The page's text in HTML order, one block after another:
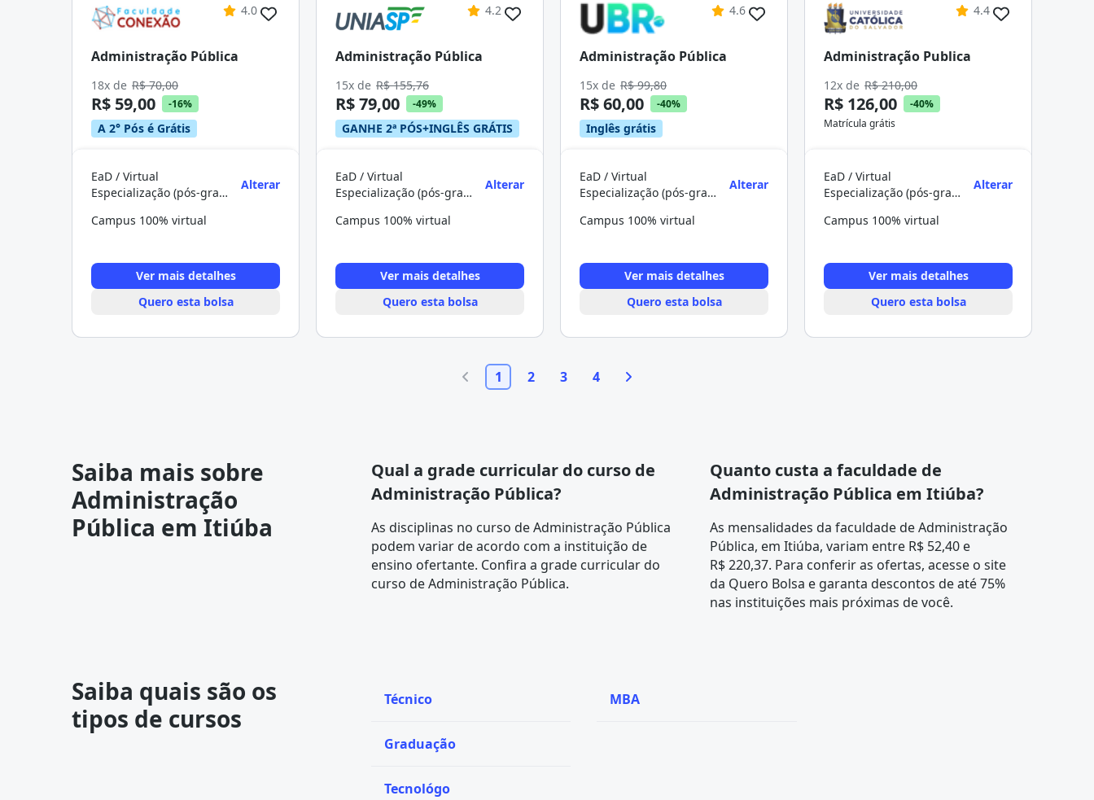
4.0
Administração Pública
18x de R$ 70,00
R$ 59,00 -16%
A 2° Pós é Grátis
EaD / Virtual
Especialização (pós-graduação)
Alterar
Campus 100% virtual
Ver mais detalhes
Quero esta bolsa
4.2
Administração Pública
15x de R$ 155,76
R$ 79,00 -49%
GANHE 2ª PÓS+INGLÊS GRÁTIS
EaD / Virtual
Especialização (pós-graduação)
Alterar
Campus 100% virtual
Ver mais detalhes
Quero esta bolsa
4.6
Administração Pública
15x de R$ 99,80
R$ 60,00 -40%
Inglês grátis
EaD / Virtual
Especialização (pós-graduação)
Alterar
Campus 100% virtual
Ver mais detalhes
Quero esta bolsa
4.4
Administração Publica
12x de R$ 210,00
R$ 126,00
-40%
Matrícula grátis
EaD / Virtual
Especialização (pós-graduação)
Alterar
Campus 100% virtual
Ver mais detalhes
Quero esta bolsa
1 2 3 4
Saiba mais sobre
Administração
Pública em Itiúba
Qual a grade curricular do curso de
Administração Pública?
As disciplinas no curso de Administração Pública
podem variar de acordo com a instituição de
ensino ofertante. Confira a grade curriculardo
curso de Administração Pública.
Quanto custa a faculdade de
Administração Pública em Itiúba?
As mensalidades da faculdade de Administração
Pública, em Itiúba, variam entre R$ 52,40 e
R$ 220,37. Para conferir as ofertas, acesse o site
da Quero Bolsa e garanta descontos de até 75%
nas instituições mais próximas de você.
Saiba quais são os
tipos de cursos
Técnico
Graduação
Tecnológo
MBA